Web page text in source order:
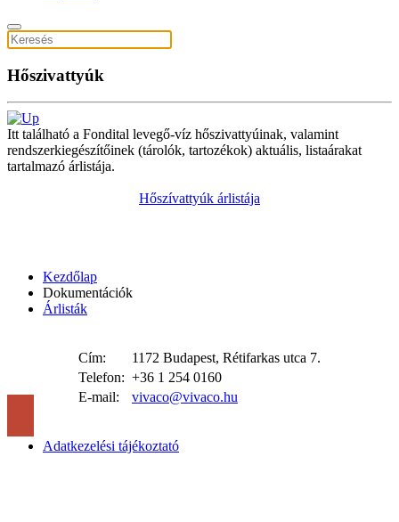
Hőszivattyúk
Itt található a Fondital levegő-víz hőszivattyúinak, valamint
rendszerkiegészítőinek (tárolók, tartozékok) aktuális, listaárakat
tartalmazó árlistája.
Hőszívattyúk árlistája
Kezdőlap
Dokumentációk
Árlisták
Cím:
1172 Budapest, Rétifarkas utca 7.
Telefon: +36 1 254 0160
E-mail:
vivaco@vivaco.hu
Adatkezelési tájékoztató